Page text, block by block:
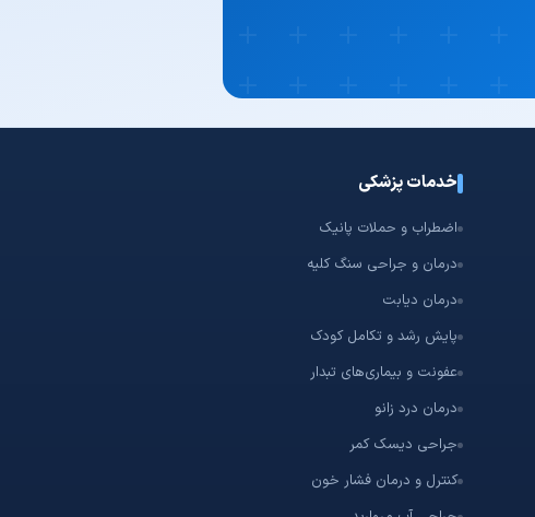
خدمات پزشکی
اضطراب و حملات پانیک
درمان و جراحی سنگ کلیه
درمان دیابت
پایش رشد و تکامل کودک
عفونت و بیماری‌های تبدار
درمان درد زانو
جراحی دیسک کمر
کنترل و درمان فشار خون